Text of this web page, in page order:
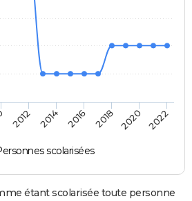
scolarisées
2012 2014 2016 2018 2020 2022
étant scolarisée toute personne